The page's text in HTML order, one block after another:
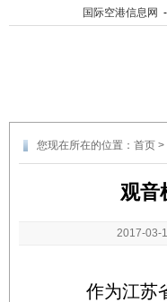
国际空港信息网 -
您现在所在的位置： 首页 >
观音
2017-03-
作为江苏省